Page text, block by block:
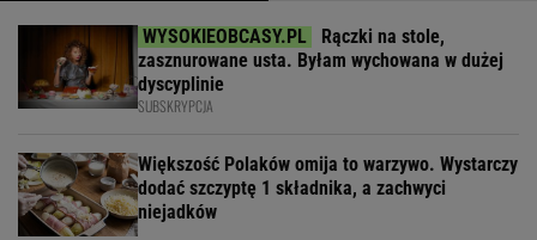
Rączki na stole,
zasznurowane usta. Byłam wychowana w dużej
dyscyplinie
SUBSKRYPCJA
Większość Polaków omija to warzywo. Wystarczy
dodać szczyptę 1 składnika, a zachwyci
niejadków